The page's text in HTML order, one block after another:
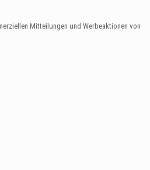
Mitteilungen und Werbeaktionen von